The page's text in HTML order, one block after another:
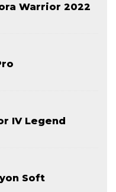
Warrior 2022
IV Legend
Soft